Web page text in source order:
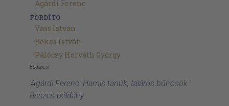
Agárdi Ferenc
FORDÍTÓ
Vass István
Békés István
Pálóczy Horváth György
Budapest
'Agárdi Ferenc: Hamis tanúk, taláros bűnösök '
összes példány